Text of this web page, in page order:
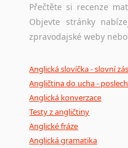
Přečtěte si recenze
Objevte stránky
zpravodajské weby
Anglická slovíčka - slovní
Angličtina do ucha -
Anglická konverzace
Testy z angličtiny
Anglické fráze
Anglická gramatika